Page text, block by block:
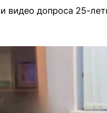
видео допроса 25-